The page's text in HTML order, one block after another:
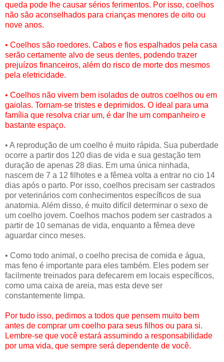
queda pode lhe causar sérios ferimentos. Por isso, coelhos
não são aconselhados para crianças menores de oito ou
nove anos.
• Coelhos são roedores. Cabos e fios espalhados pela casa
serão certamente alvo de seus dentes, podendo trazer
prejuízos financeiros, além do risco de morte dos mesmos
pela eletricidade.
• Coelhos não vivem bem isolados de outros coelhos ou em
gaiolas. Tornam-se tristes e deprimidos. O ideal para uma
família que resolva criar um, é dar lhe um companheiro e
bastante espaço.
• A reprodução de um coelho é muito rápida. Sua puberdade
ocorre a partir dos 120 dias de vida e sua gestação tem
duração de apenas 28 dias. Em uma única ninhada,
nascem de 7 a 12 filhotes e a fêmea volta a entrar no cio 14
dias após o parto. Por isso, coelhos precisam ser castrados
por veterinários com conhecimentos específicos de sua
anatomia. Além disso, é muito difícil determinar o sexo de
um coelho jovem. Coelhos machos podem ser castrados a
partir de 10 semanas de vida, enquanto a fêmea deve
aguardar cinco meses.
• Como todo animal, o coelho precisa de comida e água,
mas feno é importante para eles também. Eles podem ser
facilmente treinados para defecarem em locais específicos,
como uma caixa de areia, mas esta deve ser
constantemente limpa.
Por tudo isso, pedimos a todos que pensem muito bem
antes de comprar um coelho para seus filhos ou para si.
Lembre-se que você estará assumindo a responsabilidade
por uma vida, que sempre será dependente de você.